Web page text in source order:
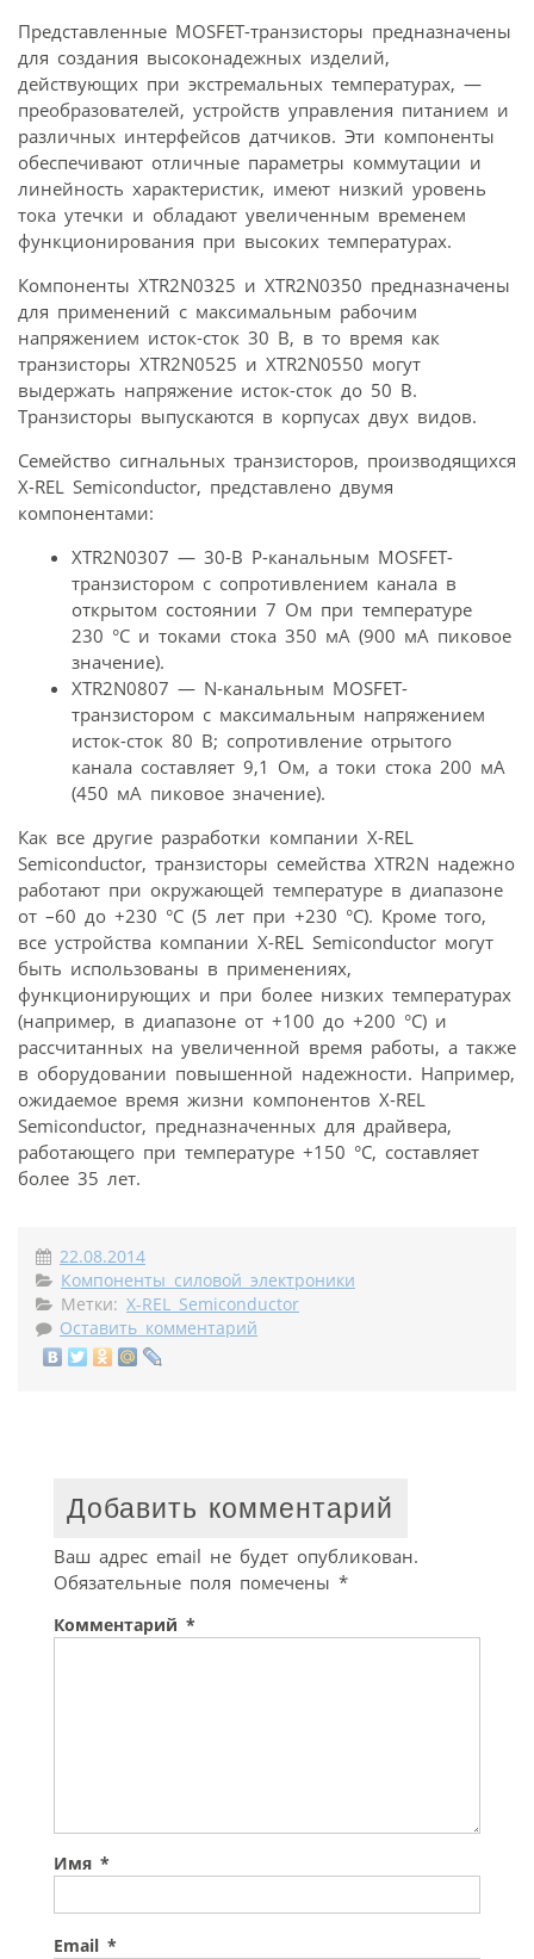
Представленные MOSFET-транзисторы предназначены
для создания высоконадежных изделий,
действующих при экстремальных температурах, —
преобразователей, устройств управления питанием и
различных интерфейсов датчиков. Эти компоненты
обеспечивают отличные параметры коммутации и
линейность характеристик, имеют низкий уровень
тока утечки и обладают увеличенным временем
функционирования при высоких температурах.
Компоненты XTR2N0325 и XTR2N0350 предназначены
для применений с максимальным рабочим
напряжением исток-сток 30 В, в то время как
транзисторы XTR2N0525 и XTR2N0550 могут
выдержать напряжение исток-сток до 50 В.
Транзисторы выпускаются в корпусах двух видов.
Семейство сигнальных транзисторов, производящихся
X-REL Semiconductor, представлено двумя
компонентами:
XTR2N0307 — 30-В P-канальным MOSFET-
транзистором с сопротивлением канала в
открытом состоянии 7 Ом при температуре
230 °C и токами стока 350 мА (900 мА пиковое
значение).
XTR2N0807 — N-канальным MOSFET-
транзистором с максимальным напряжением
исток-сток 80 В; сопротивление отрытого
канала составляет 9,1 Ом, а токи стока 200 мА
(450 мА пиковое значение).
Как все другие разработки компании X-REL
Semiconductor, транзисторы семейства XTR2N надежно
работают при окружающей температуре в диапазоне
от –60 до +230 °C (5 лет при +230 °C). Кроме того,
все устройства компании X-REL Semiconductor могут
быть использованы в применениях,
функционирующих и при более низких температурах
(например, в диапазоне от +100 до +200 °C) и
рассчитанных на увеличенной время работы, а также
в оборудовании повышенной надежности. Например,
ожидаемое время жизни компонентов X-REL
Semiconductor, предназначенных для драйвера,
работающего при температуре +150 °C, составляет
более 35 лет.
22.08.2014
Компоненты силовой электроники
Метки: X-REL Semiconductor
Оставить комментарий
Добавить комментарий
Ваш адрес email не будет опубликован.
Обязательные поля помечены *
Комментарий *
Имя *
Email *